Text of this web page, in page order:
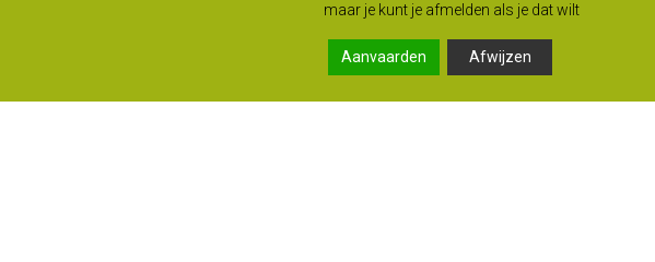
maar je kunt je afmelden als je dat wilt
Aanvaarden Afwijzen